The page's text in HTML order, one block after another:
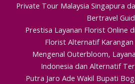
Private Tour Malaysia Singapura
Bertravel
Prestisa Layanan Florist Online
Florist Alternatif Karangan
Mengenal Outerbloom,
Indonesia dan Alternatif
Putra Jaro Ade Wakil Bupati